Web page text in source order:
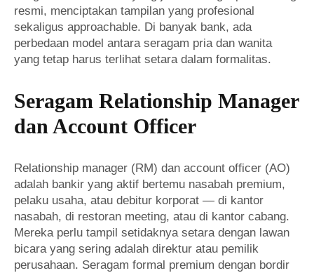
resmi, menciptakan tampilan yang profesional
sekaligus approachable. Di banyak bank, ada
perbedaan model antara seragam pria dan wanita
yang tetap harus terlihat setara dalam formalitas.
Seragam Relationship Manager
dan Account Officer
Relationship manager (RM) dan account officer (AO)
adalah bankir yang aktif bertemu nasabah premium,
pelaku usaha, atau debitur korporat — di kantor
nasabah, di restoran meeting, atau di kantor cabang.
Mereka perlu tampil setidaknya setara dengan lawan
bicara yang sering adalah direktur atau pemilik
perusahaan. Seragam formal premium dengan bordir